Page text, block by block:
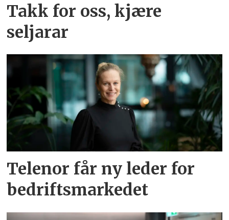
Takk for oss, kjære
seljarar
Telenor får ny leder for
bedriftsmarkedet